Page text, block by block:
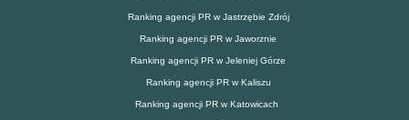
Ranking agencji PR w Jastrzębie Zdrój
Ranking agencji PR w Jaworznie
Ranking agencji PR w Jeleniej Górze
Ranking agencji PR w Kaliszu
Ranking agencji PR w Katowicach